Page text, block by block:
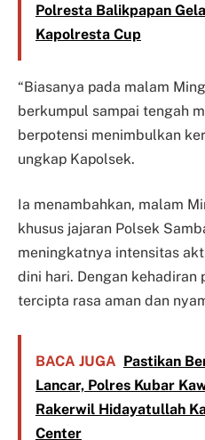
Polresta Balikpapan
Kapolresta Cup
“Biasanya pada malam
berkumpul sampai tengah
berpotensi menimbulkan
ungkap Kapolsek.
Ia menambahkan, malam
khusus jajaran Polsek
meningkatnya intensitas
dini hari. Dengan kehadiran
tercipta rasa aman dan
BACA JUGA Pastikan
Lancar, Polres Kubar
Rakerwil Hidayatullah
Center